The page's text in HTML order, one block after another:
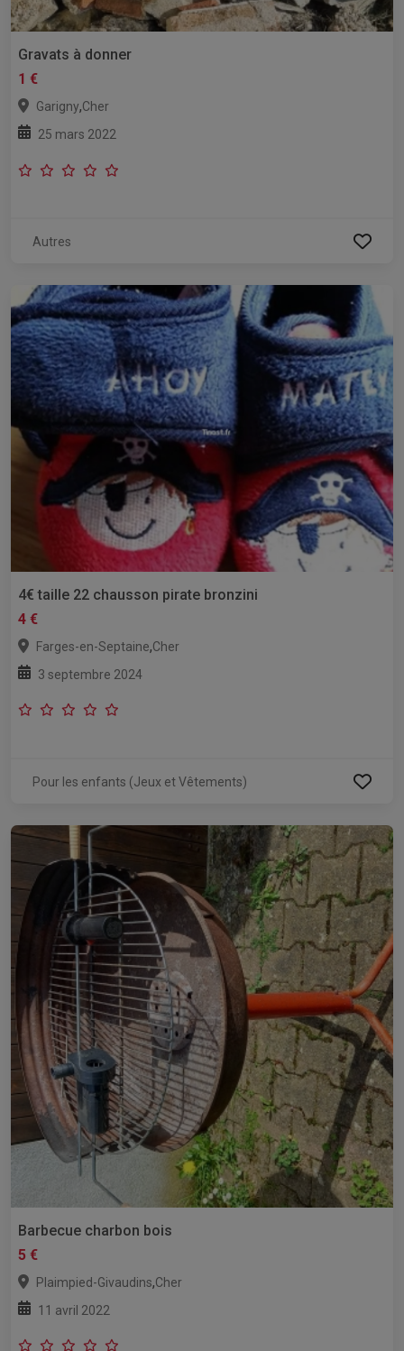
Gravats à donner
1 €
Garigny,Cher
25 mars 2022
Autres
4€ taille 22 chausson pirate bronzini
4 €
Farges-en-Septaine,Cher
3 septembre 2024
Pour les enfants (Jeux et Vêtements)
Barbecue charbon bois
5 €
Plaimpied-Givaudins,Cher
11 avril 2022